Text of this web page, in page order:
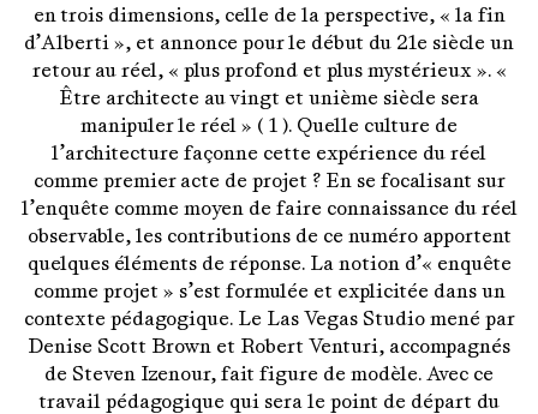
en trois dimensions, celle de la perspective, « la fin
d’Alberti », et annonce pour le début du 21e siècle un
retour au réel, « plus profond et plus mystérieux ». «
Être architecte au vingt et unième siècle sera
manipuler le réel » ( 1 ). Quelle culture de
l’architecture façonne cette expérience du réel
comme premier acte de projet ? En se focalisant sur
l’enquête comme moyen de faire connaissance du réel
observable, les contributions de ce numéro apportent
quelques éléments de réponse. La notion d’« enquête
comme projet » s’est formulée et explicitée dans un
contexte pédagogique. Le Las Vegas Studio mené par
Denise Scott Brown et Robert Venturi, accompagnés
de Steven Izenour, fait figure de modèle. Avec ce
travail pédagogique qui sera le point de départ du